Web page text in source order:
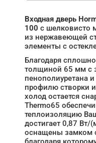
Входная дверь
100 с шелковисто
из нержавеющей
элементы с
Благодаря
толщиной 65 мм с
пенополиуретана
профилю створки
холод остается
Thermo65
теплоизоляцию
достигает 0,87 Вт/
оснащены замком